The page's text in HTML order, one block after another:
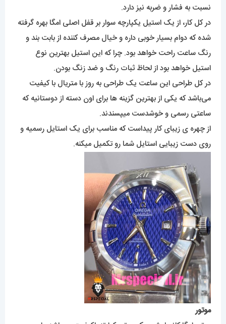
نسبت به فشار و ضربه نیز دارد.
در کل کار، از یک استیل یکپارچه سوار بر قفل اصلی امگا بهره گرفته
شده که دوام بسیار خوبی داره و خیال مصرف کننده از بابت بند و
رنگ ساعت راحت خواهد بود. چرا که این استیل بهترین نوع
استیل خواهد بود از لحاظ ثبات رنگ و ضد زنگ بودن.
در کل طراحی این ساعت یک طراحی به روز با متریال با کیفیت
می‌باشد که یکی از بهترین گزینه ها برای اون دسته از دوستانیه که
ساعتی رسمی و خوشدست میپسندند.
از چهره ی زیبای کار پیداست که مناسب برای یک استایل رسمیه و
روی دست زیبایی استایل شما رو تکمیل میکنه.
موتور